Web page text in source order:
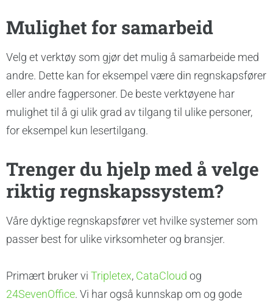
Mulighet for samarbeid
Velg et verktøy som gjør det mulig å samarbeide med
andre. Dette kan for eksempel være din regnskapsfører
eller andre fagpersoner. De beste verktøyene har
mulighet til å gi ulik grad av tilgang til ulike personer,
for eksempel kun lesertilgang.
Trenger du hjelp med å velge
riktig regnskapssystem?
Våre dyktige regnskapsfører vet hvilke systemer som
passer best for ulike virksomheter og bransjer.
Primært bruker vi Tripletex, CataCloud og
24SevenOffice. Vi har også kunnskap om og gode